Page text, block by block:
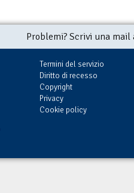
Problemi? Scrivi una
Termini del servizio
Diritto di recesso
Copyright
Privacy
Cookie policy